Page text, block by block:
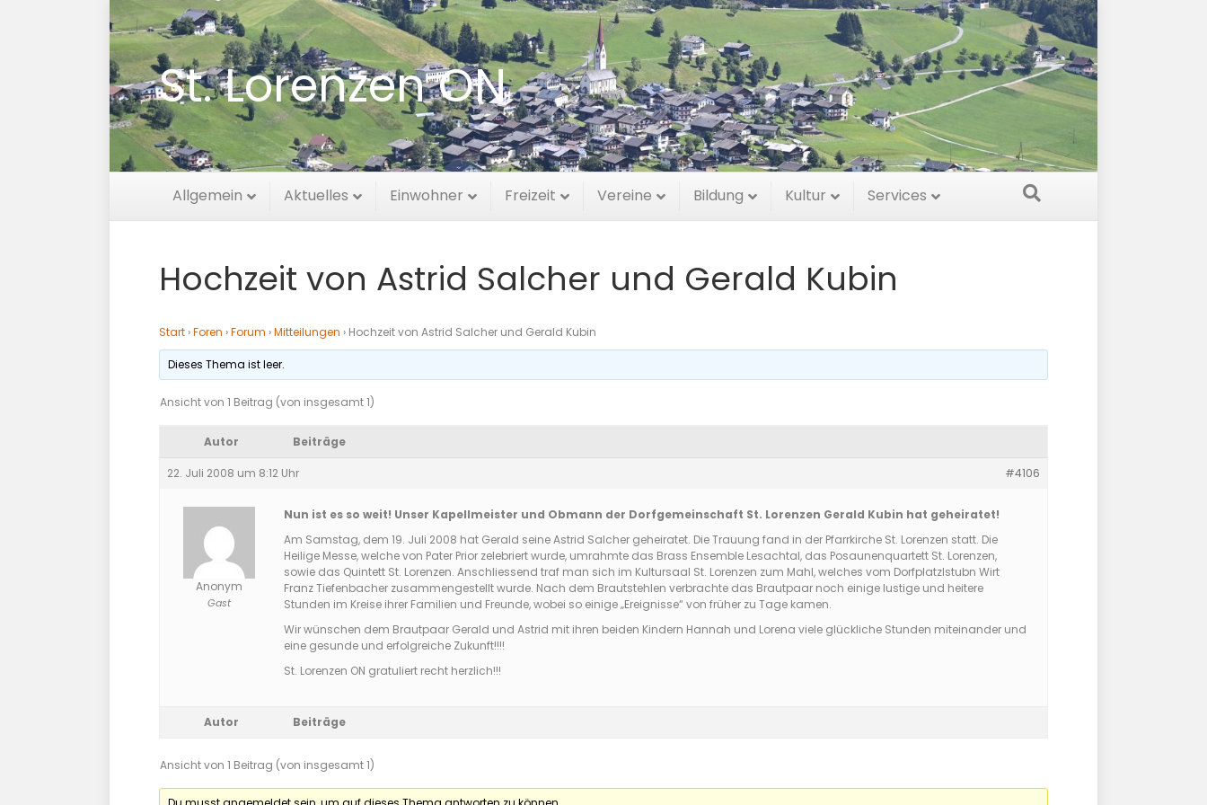
St. Lorenzen ON
Allgemein Aktuelles Einwohner Freizeit Vereine Bildung Kultur Services
Hochzeit von Astrid Salcher und Gerald Kubin
Start ›Foren ›Forum ›Mitteilungen › Hochzeit von Astrid Salcher und Gerald Kubin
Dieses Thema ist leer.
Ansicht von 1 Beitrag (von insgesamt 1)
Autor Beiträge
22. Juli 2008 um 8:12 Uhr #4106
Anonym
Gast
Nun ist es so weit! Unser Kapellmeister und Obmann der Dorfgemeinschaft St. Lorenzen Gerald Kubin hat geheiratet!
Am Samstag, dem 19. Juli 2008 hat Gerald seine Astrid Salcher geheiratet. Die Trauung fand in der Pfarrkirche St. Lorenzen statt. Die
Heilige Messe, welche von Pater Prior zelebriert wurde, umrahmte das Brass Ensemble Lesachtal, das Posaunenquartett St. Lorenzen,
sowie das Quintett St. Lorenzen. Anschliessend traf man sich im Kultursaal St. Lorenzen zum Mahl, welches vom Dorfplatzlstubn Wirt
Franz Tiefenbacher zusammengestellt wurde. Nach dem Brautstehlen verbrachte das Brautpaar noch einige lustige und heitere
Stunden im Kreise ihrer Familien und Freunde, wobei so einige „Ereignisse“ von früher zu Tage kamen.
Wir wünschen dem Brautpaar Gerald und Astrid mit ihren beiden Kindern Hannah und Lorena viele glückliche Stunden miteinander und
eine gesunde und erfolgreiche Zukunft!!!!
St. Lorenzen ON gratuliert recht herzlich!!!
Autor Beiträge
Ansicht von 1 Beitrag (von insgesamt 1)